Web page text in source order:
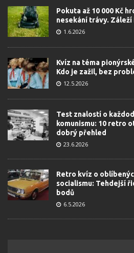
Pokuta až 10 000 Kč
nesekání trávy.
1.6.2026
Kvíz na téma
Kdo je zažil, bez
12.5.2026
Test znalostí o
komunismu: 10 retro
dobrý přehled
23.6.2026
Retro kvíz o
socialismu: Tehdejší
bodů
6.5.2026